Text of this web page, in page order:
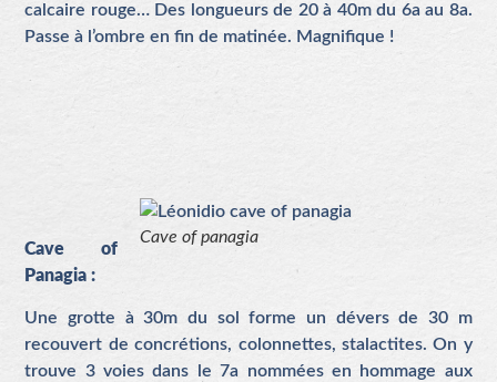
calcaire rouge… Des longueurs de 20 à 40m du 6a au 8a.
Passe à l’ombre en fin de matinée. Magnifique !
Cave of panagia
Cave of
Panagia :
Une grotte à 30m du sol forme un dévers de 30 m
recouvert de concrétions, colonnettes, stalactites. On y
trouve 3 voies dans le 7a nommées en hommage aux